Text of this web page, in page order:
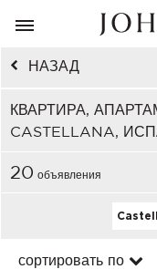
НАЗАД
КВАРТИРА,
CASTELLANA,
20 объявления
сортировать по